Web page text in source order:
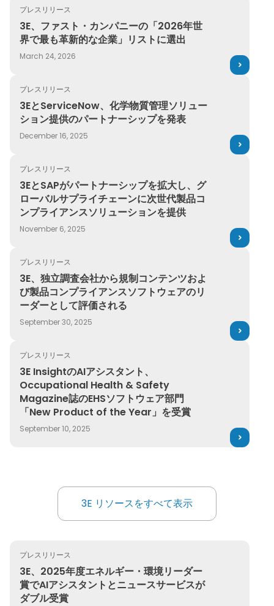
プレスリリース
3E、ファスト・カンパニーの「2026年世
界で最も革新的な企業」リストに選出
March 24, 2026
3E、ファスト・カンパニーの「2026年世界で最も革新的
プレスリリース
3EとServiceNow、化学物質管理ソリュー
ション提供のパートナーシップを発表
December 16, 2025
3EとServiceNow、化学物質管理ソリューション提供のパ
プレスリリース
3EとSAPがパートナーシップを拡大し、グ
ローバルサプライチェーンに次世代製品コ
ンプライアンスソリューションを提供
November 6, 2025
3EとSAPがパートナーシップを拡大し、グローバルサプ
プレスリリース
3E、独立調査会社から規制コンテンツおよ
び製品コンプライアンスソフトウェアのリ
ーダーとして評価される
September 30, 2025
3E、独立調査会社から規制コンテンツおよび製品コンプ
プレスリリース
3E InsightのAIアシスタント、
Occupational Health & Safety
Magazine誌のEHSソフトウェア部門
「New Product of the Year」を受賞
September 10, 2025
3E InsightのAIアシスタント、Occupational Health &
3E リソースをすべて表示
3E リソースをすべて表示
プレスリリース
3E、2025年度エネルギー・環境リーダー
賞でAIアシスタントとニュースサービスが
ダブル受賞
3E、2025年度エネルギー・環境リーダー賞でAIアシスタ